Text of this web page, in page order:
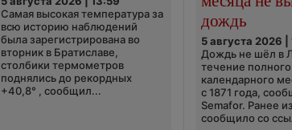
Самая высокая температура за
всю историю наблюдений
была зарегистрирована во
вторник в Братиславе,
столбики термометров
поднялись до рекордных
+40,8° , сообщил...
дождь
5 августа 2026 |
Дождь не шёл в
течение полного
календарного
с 1871 года,
Semafor. Ранее
сообщило со